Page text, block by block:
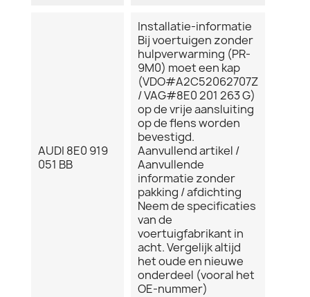
AUDI 8E0 919
051 BB
Installatie-informatie
Bij voertuigen zonder
hulpverwarming (PR-
9M0) moet een kap
(VDO#A2C52062707Z
/ VAG#8E0 201 263 G)
op de vrije aansluiting
op de flens worden
bevestigd.
Aanvullend artikel /
Aanvullende
informatie zonder
pakking / afdichting
Neem de specificaties
van de
voertuigfabrikant in
acht. Vergelijk altijd
het oude en nieuwe
onderdeel (vooral het
OE-nummer)